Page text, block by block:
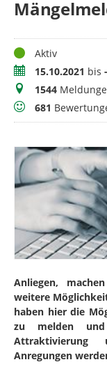
StatusAktiv
Zeitraum15.10.2021 bis -
Meldungen
1544
Bewertungen
681
Anliegen,
weitere
haben hier die
zu melden
Anregungen